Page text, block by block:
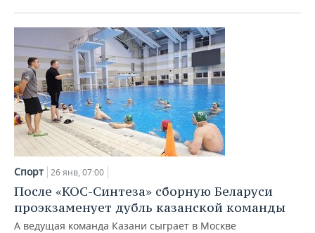
Спорт 26 янв, 07:00
После «КОС-Синтеза» сборную Беларуси
проэкзаменует дубль казанской команды
А ведущая команда Казани сыграет в Москве